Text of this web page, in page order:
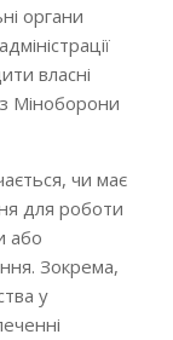
органи
власні
Міноборони
чи має
для роботи
або
Зокрема,
у